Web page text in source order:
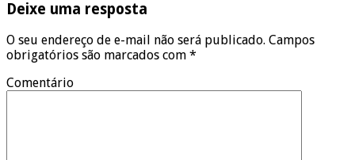
Deixe uma resposta
O seu endereço de e-mail não será publicado. Campos
obrigatórios são marcados com *
Comentário